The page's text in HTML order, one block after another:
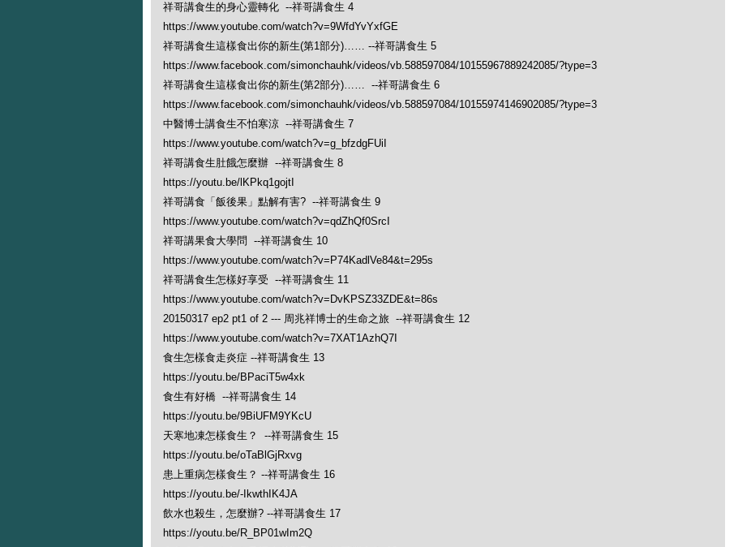
祥哥講食生的身心靈轉化 --祥哥講食生 4
https://www.youtube.com/watch?v=9WfdYvYxfGE
祥哥講食生這樣食出你的新生(第1部分)…… --祥哥講食生 5
https://www.facebook.com/simonchauhk/videos/vb.588597084/10155967889242085/?type=3
祥哥講食生這樣食出你的新生(第2部分)…… --祥哥講食生 6
https://www.facebook.com/simonchauhk/videos/vb.588597084/10155974146902085/?type=3
中醫博士講食生不怕寒涼 --祥哥講食生 7
https://www.youtube.com/watch?v=g_bfzdgFUiI
祥哥講食生肚餓怎麼辦 --祥哥講食生 8
https://youtu.be/lKPkq1gojtI
祥哥講食「飯後果」點解有害? --祥哥講食生 9
https://www.youtube.com/watch?v=qdZhQf0SrcI
祥哥講果食大學問 --祥哥講食生 10
https://www.youtube.com/watch?v=P74KadlVe84&t=295s
祥哥講食生怎樣好享受 --祥哥講食生 11
https://www.youtube.com/watch?v=DvKPSZ33ZDE&t=86s
20150317 ep2 pt1 of 2 --- 周兆祥博士的生命之旅 --祥哥講食生 12
https://www.youtube.com/watch?v=7XAT1AzhQ7I
食生怎樣食走炎症 --祥哥講食生 13
https://youtu.be/BPaciT5w4xk
食生有好橋 --祥哥講食生 14
https://youtu.be/9BiUFM9YKcU
天寒地凍怎樣食生？ --祥哥講食生 15
https://youtu.be/oTaBlGjRxvg
患上重病怎樣食生？ --祥哥講食生 16
https://youtu.be/-IkwthIK4JA
飲水也殺生，怎麼辦? --祥哥講食生 17
https://youtu.be/R_BP01wIm2Q